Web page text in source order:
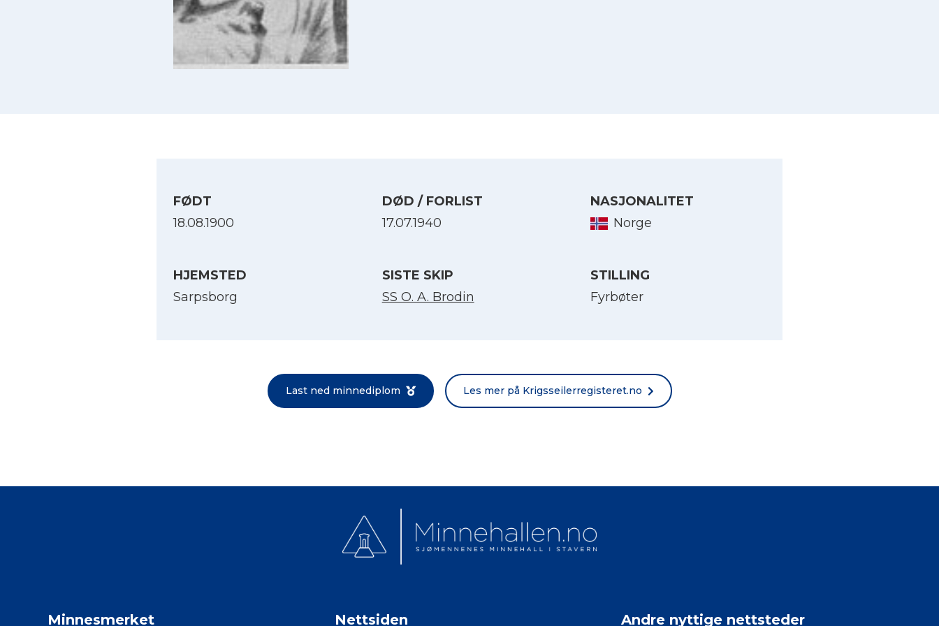
FØDT
18.08.1900
DØD / FORLIST
17.07.1940
NASJONALITET
Norge
HJEMSTED
Sarpsborg
SISTE SKIP
SS O. A. Brodin
STILLING
Fyrbøter
Last ned minnediplom Les mer på Krigsseilerregisteret.no
Minnesmerket Nettsiden Andre nyttige nettsteder